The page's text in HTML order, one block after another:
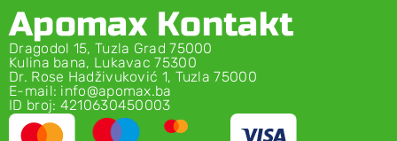
Apomax Kontakt
Dragodol 15, Tuzla Grad 75000
Kulina bana, Lukavac 75300
Dr. Rose Hadživuković 1, Tuzla 75000
E-mail: info@apomax.ba
ID broj: 4210630450003